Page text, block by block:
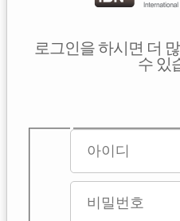
로그인을 하시면 더
수 있